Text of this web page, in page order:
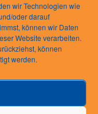
wir Technologien wie
oder darauf
können wir Daten
Website verarbeiten.
können
werden.